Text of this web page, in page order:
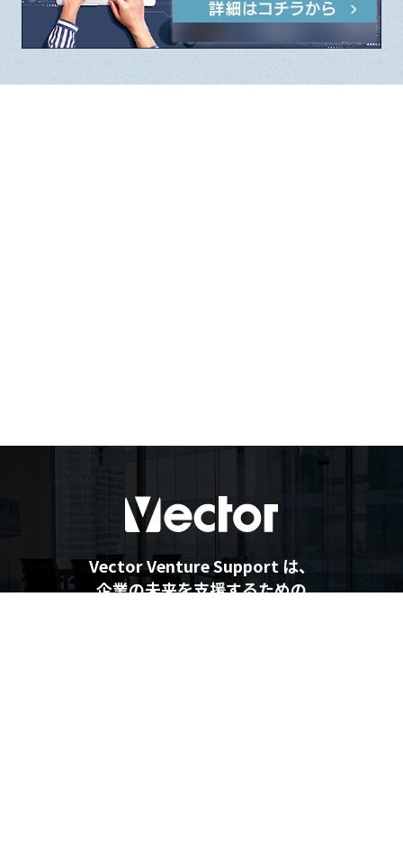
Vector Venture Support は、
企業の未来を支援するための